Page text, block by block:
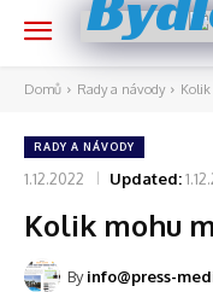
Domů Rady a návody
RADY A NÁVODY
1.12.2022 Updated:
Kolik mohu
By info@press-